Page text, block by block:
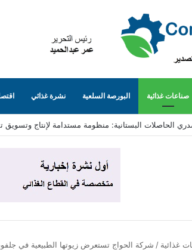
صناعات غذائية البورصة السلعية نشرة غذائي
الحاصلات البستانية: منظومة مستدامة لإنتاج وتسويق
غذائية / شركة الحواج تستعرض زيوتها الطبيعية في جلفود